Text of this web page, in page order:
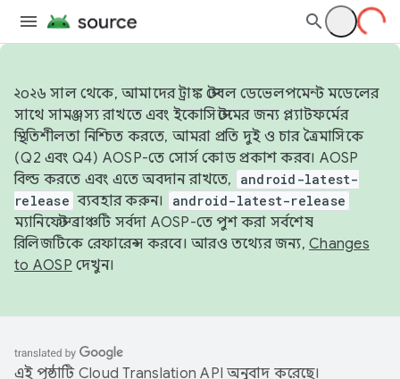
২০২৬ সাল থেকে, আমাদের ট্রাঙ্ক স্টেবল ডেভেলপমেন্ট মডেলের
সাথে সামঞ্জস্য রাখতে এবং ইকোসিস্টেমের জন্য প্ল্যাটফর্মের
স্থিতিশীলতা নিশ্চিত করতে, আমরা প্রতি দুই ও চার ত্রৈমাসিকে
(Q2 এবং Q4) AOSP-তে সোর্স কোড প্রকাশ করব। AOSP
বিল্ড করতে এবং এতে অবদান রাখতে,
android-latest-
release ব্যবহার করুন। android-latest-release
ম্যানিফেস্ট ব্রাঞ্চটি সর্বদা AOSP-তে পুশ করা সর্বশেষ
রিলিজটিকে রেফারেন্স করবে। আরও তথ্যের জন্য, Changes
to AOSP দেখুন।
এই পৃষ্ঠাটি Cloud Translation API অনুবাদ করেছে।